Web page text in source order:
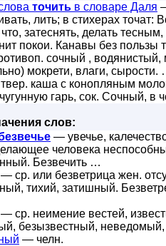
точить в словаре Даля
лить; в стихерах
затеснять, делать
покои. Канавы без пользы
сочный ,
мокрети, влаги, сырости.
каша с конопляным
гарь, сок. Сочный, в
слов:
— увечье,
человека
Безвечить …
— ср. или безветрица жен.
тихий, затишный.
— ср. неимение вестей,
безызвестный,
— челн.